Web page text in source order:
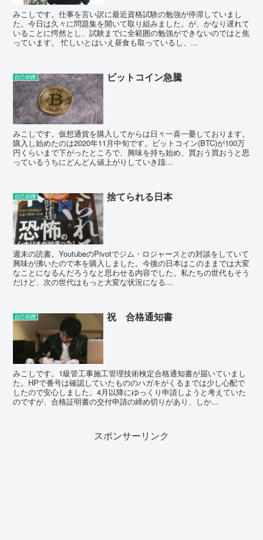
みこしです。仕事を言い訳に最近資格試験の勉強が停滞していまし
た。今日は久々に問題集を開いて取り組みました。が、かなり遅れて
いることに愕然とし、試験までに全範囲の勉強ができないのではと焦
っています。 忙しいとはいえ昼食も取っているし、...
自己研鑽 ビットコイン急騰
みこしです。仮想通貨を購入してからは日々一喜一憂しております。
購入し始めたのは2020年11月中旬です。ビットコイン(BTC)が100万
円くらいまで下がったところで、興味を持ち始め、買おう買おうと思
っているうちにどんどん値上がりしていき躊...
自己研鑽 捨てられる日本
週末の読書。YoutubeのPivotでジム・ロジャースとの対談をしていて
興味が沸いたので本を購入しました。今後の日本はこのままでは大変
なことになるんだろうなと思わせる内容でした。私たちの世代もそう
だけど、次の世代はもっと大変な状況になる...
自己研鑽 祝 合格通知書
みこしです。1級管工事施工管理技術検定合格通知書が届いていまし
た。HPで番号は確認していたもののハガキがくるまでは少し心配で
したので安心しました。4月以降にゆっくり申請しようと考えていた
のですが、合格証明書の交付申請の締め切りがあり、しか...
スポンサーリンク